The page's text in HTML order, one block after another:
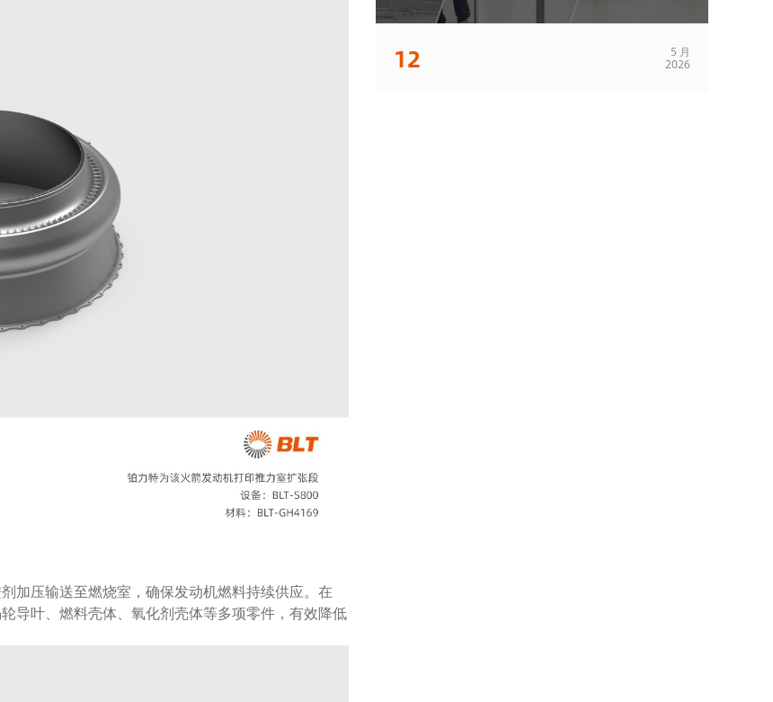
加压输送至燃烧室，确保发动机燃料持续供应。在
导叶、燃料壳体、氧化剂壳体等多项零件，有效降低
12 5 月
2026